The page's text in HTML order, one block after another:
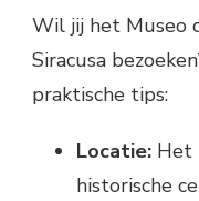
Wil jij het Museo
Siracusa
praktische tips:
Locatie: Het
historische